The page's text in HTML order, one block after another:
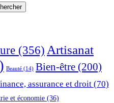
(356) Artisanat
Beauté (14) Bien-être (200)
assurance et droit (70)
et économie (36)